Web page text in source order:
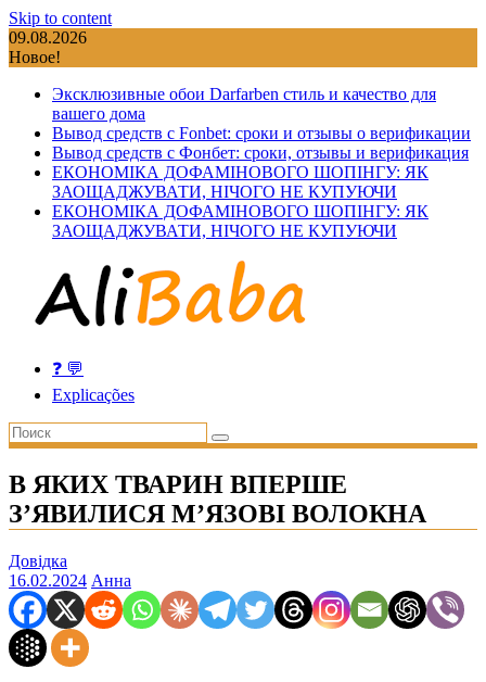
Skip to content
09.08.2026
Новое!
Эксклюзивные обои Darfarben стиль и качество для
вашего дома
Вывод средств с Fonbet: сроки и отзывы о верификации
Вывод средств с Фонбет: сроки, отзывы и верификация
ЕКОНОМІКА ДОФАМІНОВОГО ШОПІНГУ: ЯК
ЗАОЩАДЖУВАТИ, НІЧОГО НЕ КУПУЮЧИ
ЕКОНОМІКА ДОФАМІНОВОГО ШОПІНГУ: ЯК
ЗАОЩАДЖУВАТИ, НІЧОГО НЕ КУПУЮЧИ
❓ 💬
Explicações
В ЯКИХ ТВАРИН ВПЕРШЕ
З’ЯВИЛИСЯ М’ЯЗОВІ ВОЛОКНА
Довідка
16.02.2024 Анна